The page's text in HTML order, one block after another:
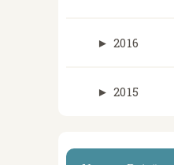
► 2016
► 2015